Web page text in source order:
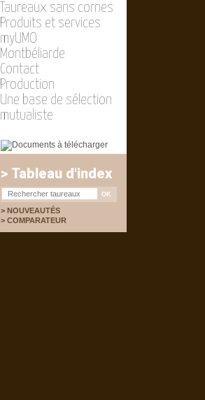
Taureaux sans cornes
Produits et services
myUMO
Montbéliarde
Contact
Production
Une base de sélection
mutualiste
> Tableau d'index
NOUVEAUTÉS
COMPARATEUR